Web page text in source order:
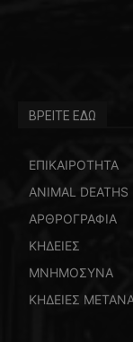
ΒΡΕΙΤΕ ΕΔΩ
ΕΠΙΚΑΙΡΟΤΗΤΑ
ANIMAL DEATHS
ΑΡΘΡΟΓΡΑΦΙΑ
ΚΗΔΕΙΕΣ
ΜΝΗΜΟΣΥΝΑ
ΚΗΔΕΙΕΣ